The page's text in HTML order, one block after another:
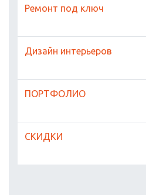
Ремонт под ключ
Дизайн интерьеров
ПОРТФОЛИО
СКИДКИ